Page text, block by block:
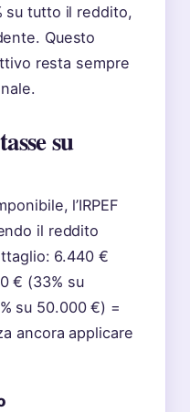
su tutto il reddito,
Questo
resta sempre
su
l’IRPEF
il reddito
6.440 €
€ (33% su
su 50.000 €) =
ancora applicare